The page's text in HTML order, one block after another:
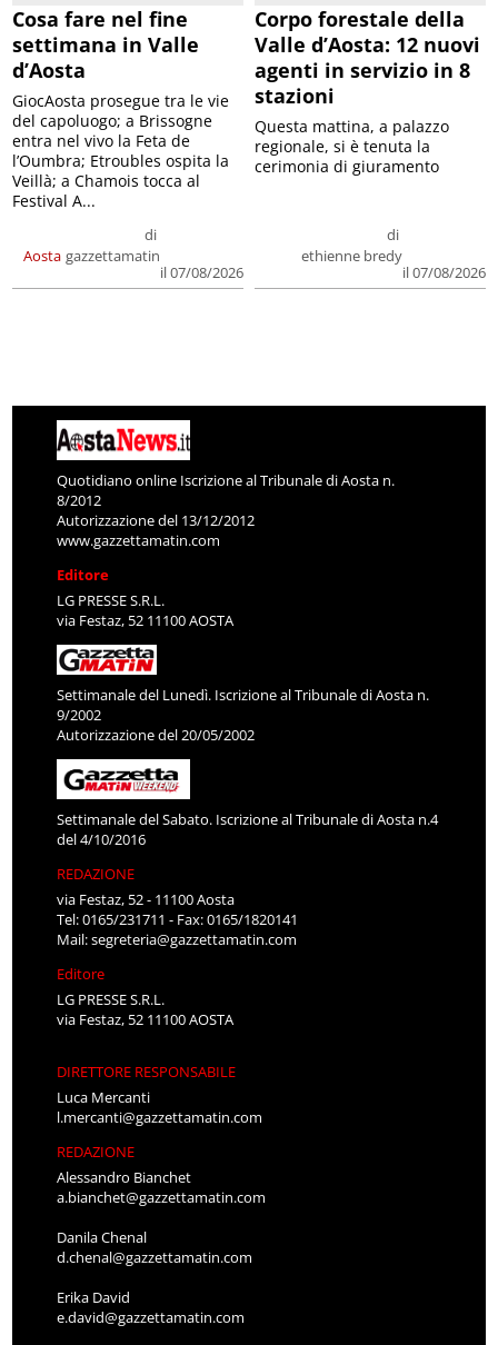
Cosa fare nel fine
settimana in Valle
d’Aosta
Aosta
di
gazzettamatin
il 07/08/2026
GiocAosta prosegue tra le vie
del capoluogo; a Brissogne
entra nel vivo la Feta de
l’Oumbra; Etroubles ospita la
Veillà; a Chamois tocca al
Festival A...
Corpo forestale della
Valle d’Aosta: 12 nuovi
agenti in servizio in 8
stazioni
di
ethienne bredy
il 07/08/2026
Questa mattina, a palazzo
regionale, si è tenuta la
cerimonia di giuramento
Quotidiano online Iscrizione al Tribunale di Aosta n.
8/2012
Autorizzazione del 13/12/2012
www.gazzettamatin.com
Editore
LG PRESSE S.R.L.
via Festaz, 52 11100 AOSTA
Settimanale del Lunedì. Iscrizione al Tribunale di Aosta n.
9/2002
Autorizzazione del 20/05/2002
Settimanale del Sabato. Iscrizione al Tribunale di Aosta n.4
del 4/10/2016
REDAZIONE
via Festaz, 52 - 11100 Aosta
Tel: 0165/231711 - Fax: 0165/1820141
Mail:segreteria@gazzettamatin.com
Editore
LG PRESSE S.R.L.
via Festaz, 52 11100 AOSTA
DIRETTORE RESPONSABILE
Luca Mercanti
l.mercanti@gazzettamatin.com
REDAZIONE
Alessandro Bianchet
a.bianchet@gazzettamatin.com
Danila Chenal
d.chenal@gazzettamatin.com
Erika David
e.david@gazzettamatin.com